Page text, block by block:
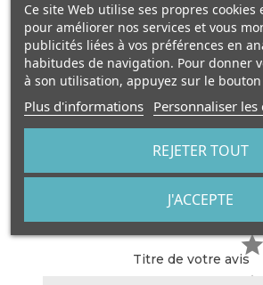
Avis sur le produit
Titre de votre avis
Ce site Web utilise ses propres cookies
pour améliorer nos services et vous
publicités liées à vos préférences en
habitudes de navigation. Pour donner
à son utilisation, appuyez sur le bouton
Plus d'informations Personnaliser les
REJETER TOUT
J'ACCEPTE